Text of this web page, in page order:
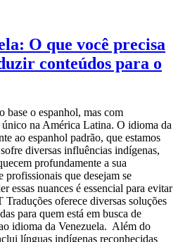
O que você precisa
conteúdos para o
base o espanhol, mas com
na América Latina. O idioma da
ao espanhol padrão, que estamos
diversas influências indígenas,
profundamente a sua
profissionais que desejam se
essas nuances é essencial para evitar
oferece diversas soluções
para quem está em busca de
idioma da Venezuela. Além do
línguas indígenas reconhecidas